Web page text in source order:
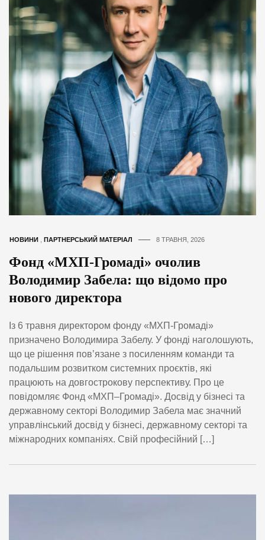
НОВИНИ ПАРТНЕРСЬКИЙ МАТЕРІАЛ 8 ТРАВНЯ, 2026
Фонд «МХП-Громаді» очолив
Володимир Забела: що відомо про
нового директора
Із 6 травня директором фонду «МХП-Громаді»
призначено Володимира Забелу. У фонді наголошують,
що це рішення пов’язане з посиленням команди та
подальшим розвитком системних проєктів, які
працюють на довгострокову перспективу. Про це
повідомляє Фонд «МХП–Громаді». Досвід у бізнесі та
державному секторі Володимир Забела має значний
управлінський досвід у бізнесі, державному секторі та
міжнародних компаніях. Свій професійний […]